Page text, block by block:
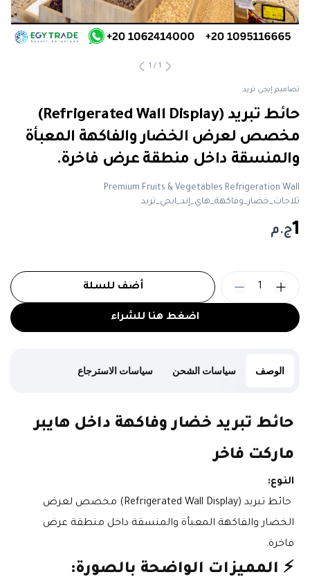
1
/
1
تصاميم إيجي تريد
حائط تبريد (Refrigerated Wall Display)
مخصص لعرض الخضار والفاكهة المعبأة
والمنسقة داخل منطقة عرض فاخرة.
Premium Fruits & Vegetables Refrigeration Wall
ثلاجات_خضار_وفاكهة_هاي_إند_ايجي_تريد
1ج.م
اضغط هنا للشراء
أضف للسلة 1
الوصف سياسات الشحن سياسات الاسترجاع
حائط تبريد خضار وفاكهة داخل هايبر
ماركت فاخر
النوع:
فاخرة.
⚡ المميزات الواضحة بالصورة: